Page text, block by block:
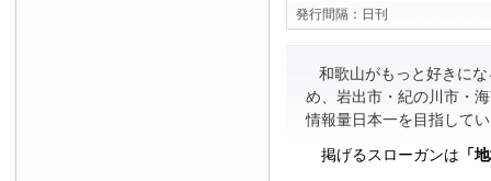
発行間隔： 日刊
和歌山がもっと好きに
め、岩出市・紀の川市・
情報量日本一を目指して
掲げるスローガンは 「